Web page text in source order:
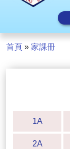
首頁 » 家課冊
1A
2A